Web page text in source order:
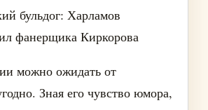
можно ожидать от
Зная его чувство юмора,